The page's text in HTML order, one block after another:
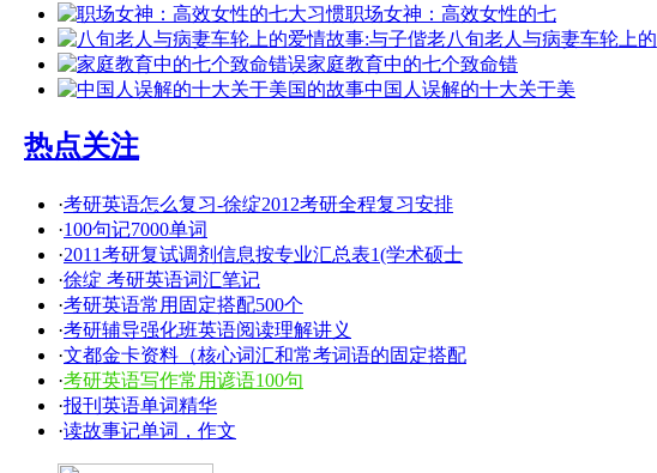
职场女神：高效女性的七
八旬老人与病妻车轮上的
家庭教育中的七个致命错
中国人误解的十大关于美
热点关注
·考研英语怎么复习-徐绽2012考研全程复习安排
·100句记7000单词
·2011考研复试调剂信息按专业汇总表1(学术硕士
·徐绽 考研英语词汇笔记
·考研英语常用固定搭配500个
·考研辅导强化班英语阅读理解讲义
·文都金卡资料（核心词汇和常考词语的固定搭配
·考研英语写作常用谚语100句
·报刊英语单词精华
·读故事记单词，作文